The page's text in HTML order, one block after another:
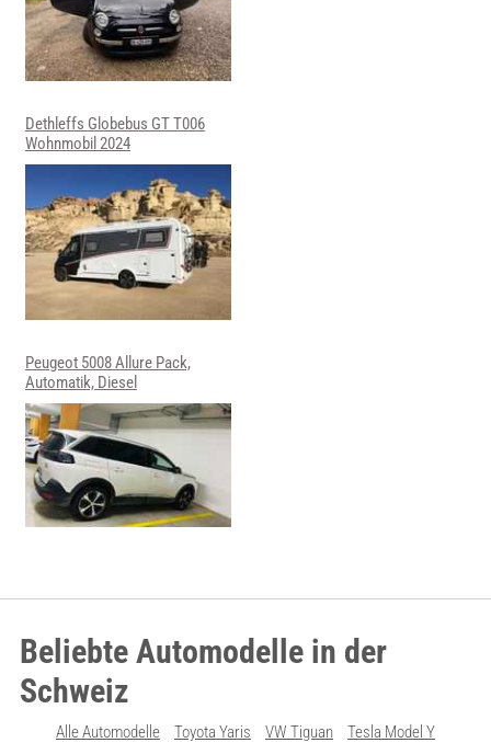
Dethleffs Globebus GT T006
Wohnmobil 2024
Peugeot 5008 Allure Pack,
Automatik, Diesel
Beliebte Automodelle in der
Schweiz
Alle Automodelle Toyota Yaris VW Tiguan
Tesla Model Y